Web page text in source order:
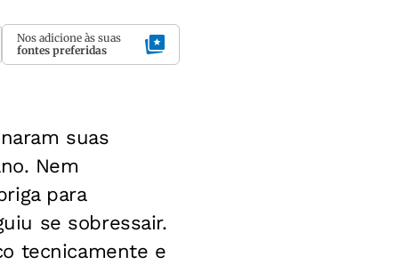
Nos adicione às suas
fontes preferidas
suas
Nem
para
se sobressair.
tecnicamente e